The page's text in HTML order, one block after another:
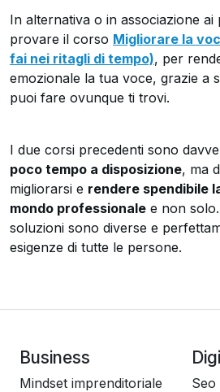
In alternativa o in associazione
provare il corso Migliorare la
fai nei ritagli di tempo), per
emozionale la tua voce, grazie a
puoi fare ovunque ti trovi.
I due corsi precedenti sono
poco tempo a disposizione, ma
migliorarsi e rendere spendibile
mondo professionale e non
soluzioni sono diverse e
esigenze di tutte le persone.
Business
Mindset imprenditoriale
Seo